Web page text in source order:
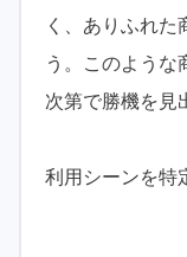
く、ありふれた
う。このような
次第で勝機を見
利用シーンを特